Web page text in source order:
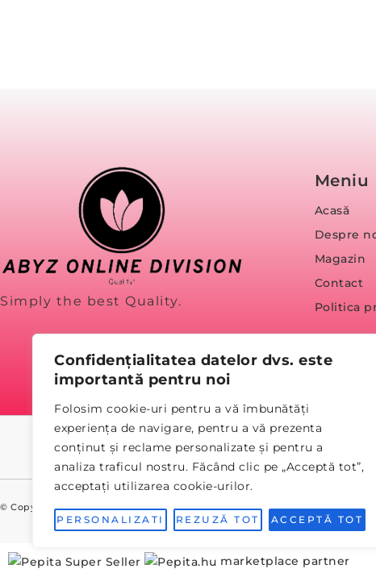
Confidențialitatea datelor dvs. este
importantă pentru noi
Folosim cookie-uri pentru a vă îmbunătăți
experiența de navigare, pentru a vă prezenta
conținut și reclame personalizate și pentru a
analiza traficul nostru. Făcând clic pe „Acceptă tot”,
acceptați utilizarea cookie-urilor.
PERSONALIZATI REZUZĂ TOT ACCEPTĂ TOT
Simply the best Quality.
Meniu
Acasă
Despre
Magazin
Contact
Politica
© Copyright 2023 abyz.ro
marketplace partner